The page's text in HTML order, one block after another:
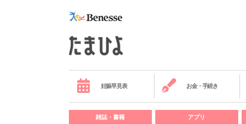
妊娠早見表 お金・手続き
雑誌・書籍 アプリ